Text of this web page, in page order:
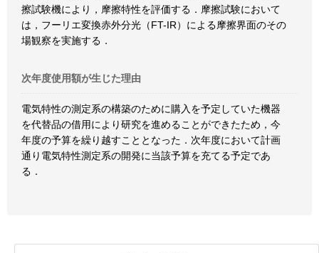
擦試験機により，摩擦特性を評価する．摩擦試験において
は，フーリエ変換赤外分光（FT-IR）による摩擦界面のその
場観察を実施する．
次年度使用額が生じた理由
電気特性の測定系の構築のために購入を予定していた機器
を代替品の借用により研究を進めることができたため，今
年度の予算を繰り越すこととなった．次年度において計画
通り電気特性測定系の開発に当該予算を充てる予定であ
る．